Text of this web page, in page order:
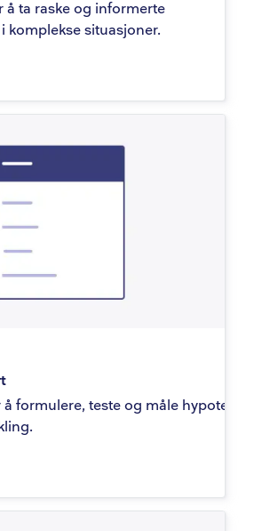
å ta raske og informerte
komplekse situasjoner.
formulere, teste og måle hypoteser